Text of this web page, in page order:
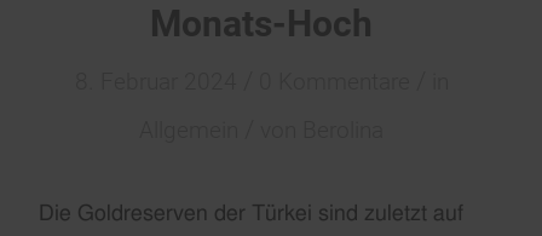
Monats-Hoch
Die Goldreserven der Türkei sind zuletzt auf